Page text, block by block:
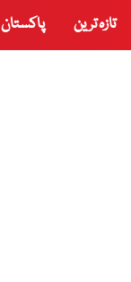
تازہ ترین پاکستان